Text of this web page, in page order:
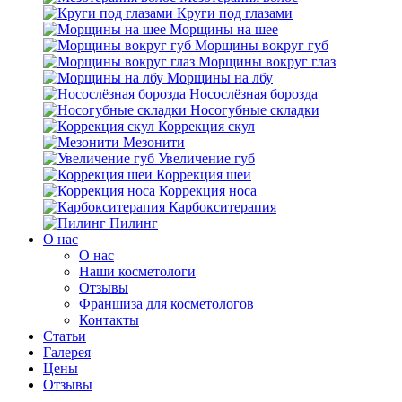
Круги под глазами
Морщины на шее
Морщины вокруг губ
Морщины вокруг глаз
Морщины на лбу
Носослёзная борозда
Носогубные складки
Коррекция скул
Мезонити
Увеличение губ
Коррекция шеи
Коррекция носа
Карбокситерапия
Пилинг
O нас
O нас
Наши косметологи
Отзывы
Франшиза для косметологов
Контакты
Статьи
Галерея
Цены
Отзывы